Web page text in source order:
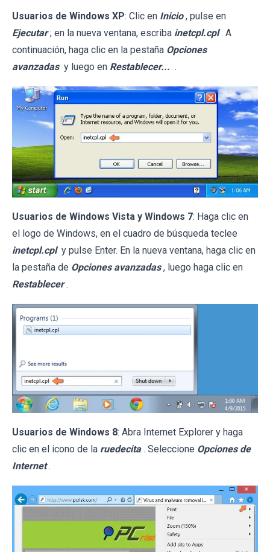
Usuarios de Windows XP: Clic en Inicio , pulse en
Ejecutar ; en la nueva ventana, escriba inetcpl.cpl . A
continuación, haga clic en la pestaña Opciones
avanzadas y luego en Restablecer... .
Usuarios de Windows Vista y Windows 7: Haga clic en
el logo de Windows, en el cuadro de búsqueda teclee
inetcpl.cpl y pulse Enter. En la nueva ventana, haga clic en
la pestaña de Opciones avanzadas , luego haga clic en
Restablecer .
Usuarios de Windows 8: Abra Internet Explorer y haga
clic en el icono de la ruedecita . Seleccione Opciones de
Internet .